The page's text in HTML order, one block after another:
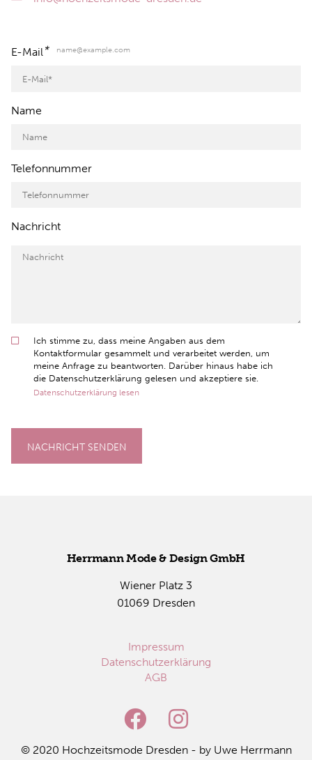
E-Mail* name@example.com
Name
Telefonnummer
Nachricht
Ich stimme zu, dass meine Angaben aus dem
Kontaktformular gesammelt und verarbeitet werden, um
meine Anfrage zu beantworten. Darüber hinaus habe ich
die Datenschutzerklärung gelesen und akzeptiere sie.
Datenschutzerklärung lesen
NACHRICHT SENDEN
Herr­mann Mode & De­sign GmbH
Wie­ner Platz 3
01069 Dres­den
Impressum
Datenschutzerklärung
AGB
© 2020 Hoch­zeits­mo­de Dres­den - by Uwe Herr­mann